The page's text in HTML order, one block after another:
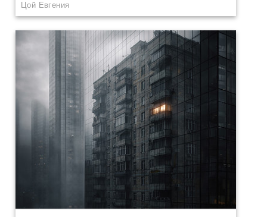
Цой Евгения